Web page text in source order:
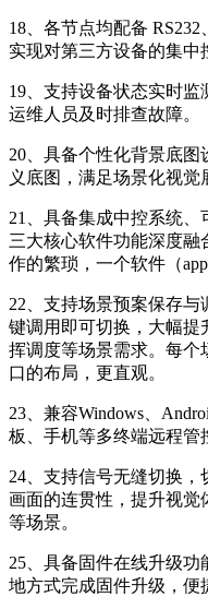
18、各节点均配备
实现对第三方设备的集中
19、支持设备状态实时
运维人员及时排查故障。
20、具备个性化背景底
义底图，满足场景化视觉
21、具备集成中控系统
三大核心软件功能深度
作的繁琐，一个软件（
22、支持场景预案保存
键调用即可切换，大幅提
挥调度等场景需求。每个
口的布局，更直观。
23、兼容Windows、
板、手机等多终端远程管
24、支持信号无缝切换
画面的连贯性，提升视觉
等场景。
25、具备固件在线升级
地方式完成固件升级，便